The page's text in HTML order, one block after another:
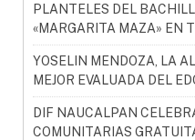
PLANTELES DEL
«MARGARITA MAZA» EN
YOSELIN MENDOZA, LA
MEJOR EVALUADA DEL
DIF NAUCALPAN
COMUNITARIAS